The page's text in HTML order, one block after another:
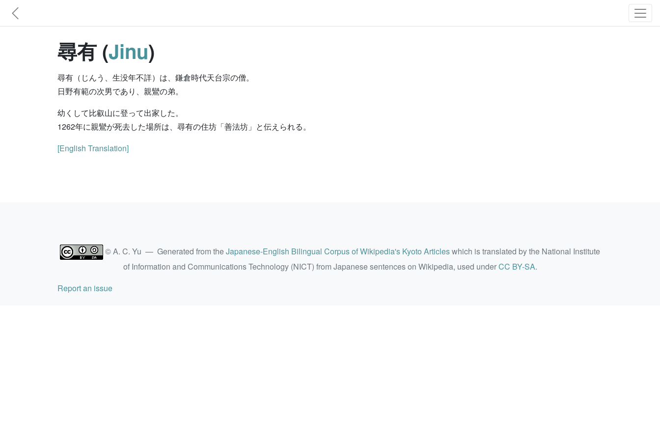
尋有 (Jinu)
尋有（じんう、生没年不詳）は、鎌倉時代天台宗の僧。
日野有範の次男であり、親鸞の弟。
幼くして比叡山に登って出家した。
1262年に親鸞が死去した場所は、尋有の住坊「善法坊」と伝えられる。
[English Translation]
© A. C. Yu — Generated from theJapanese-English Bilingual Corpus of Wikipedia's Kyoto Articleswhich is translated by the National Institute
of Information and Communications Technology (NICT) from Japanese sentences on Wikipedia, used underCC BY-SA.
Report an issue